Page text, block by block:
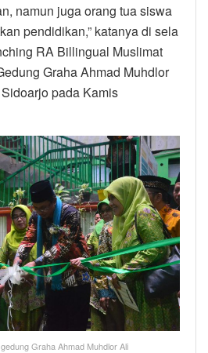
namun juga orang tua siswa
pendidikan,” katanya di sela
RA Billingual Muslimat
Graha Ahmad Muhdlor
pada Kamis
Graha Ahmad Muhdlor Ali